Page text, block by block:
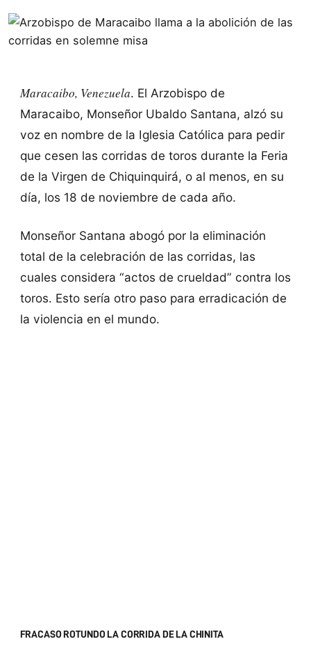
Maracaibo, Venezuela. El Arzobispo de
Maracaibo, Monseñor Ubaldo Santana, alzó su
voz en nombre de la Iglesia Católica para pedir
que cesen las corridas de toros durante la Feria
de la Virgen de Chiquinquirá, o al menos, en su
día, los 18 de noviembre de cada año.
Monseñor Santana abogó por la eliminación
total de la celebración de las corridas, las
cuales considera “actos de crueldad” contra los
toros. Esto sería otro paso para erradicación de
la violencia en el mundo.
FRACASO ROTUNDO LA CORRIDA DE LA CHINITA